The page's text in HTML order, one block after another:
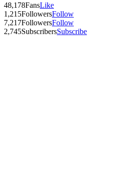
48,178FansLike
1,215FollowersFollow
7,217FollowersFollow
2,745SubscribersSubscribe